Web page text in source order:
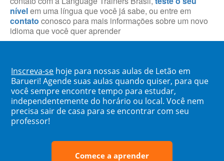
nívelem uma língua que você já sabe, ou entre em
contato conosco para mais informações sobre um novo
idioma que você quer aprender
Inscreva-se hoje para nossas aulas de Letão em
Barueri! Agende suas aulas quando quiser, para que
você sempre encontre tempo para estudar,
independentemente do horário ou local. Você nem
precisa sair de casa para se encontrar com seu
professor!
Comece a aprender